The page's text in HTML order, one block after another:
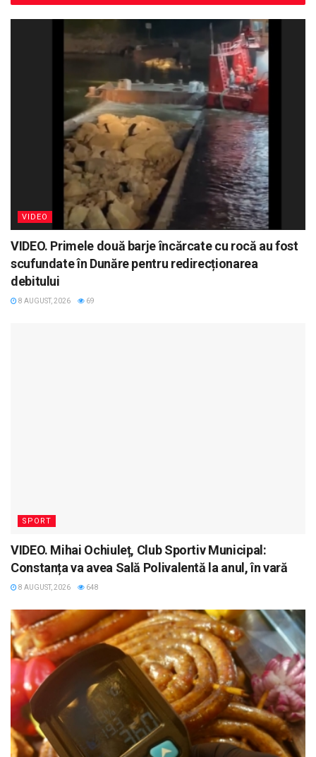
VIDEO
VIDEO. Primele două barje încărcate cu rocă au fost
scufundate în Dunăre pentru redirecționarea
debitului
8 AUGUST, 2026 69
SPORT
VIDEO. Mihai Ochiuleț, Club Sportiv Municipal:
Constanța va avea Sală Polivalentă la anul, în vară
8 AUGUST, 2026 648